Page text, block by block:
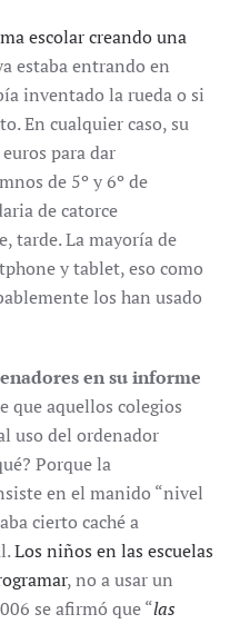
escolar creando una
estaba entrando en
inventado la rueda o si
En cualquier caso, su
para dar
de 5º y 6º de
de catorce
tarde. La mayoría de
y tablet, eso como
los han usado
en su informe
que aquellos colegios
uso del ordenador
Porque la
en el manido “nivel
cierto caché a
Los niños en las escuelas
, no a usar un
se afirmó que “las